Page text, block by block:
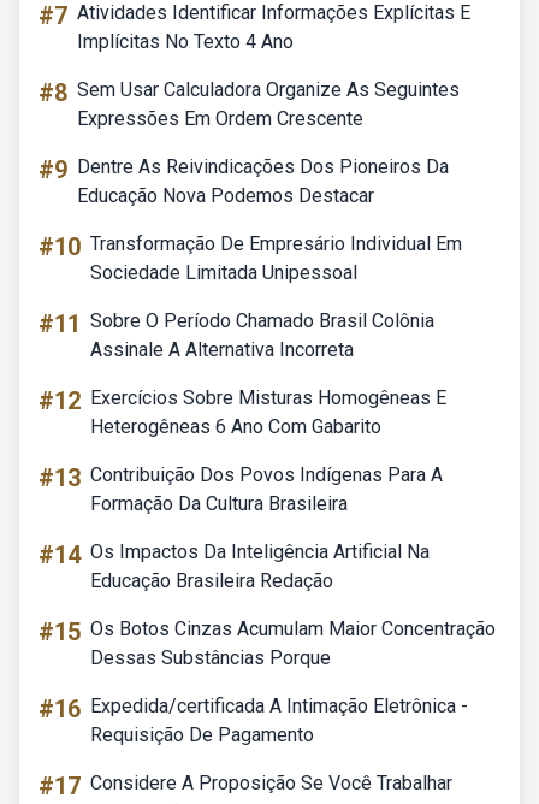
#7 Atividades Identificar Informações Explícitas E
Implícitas No Texto 4 Ano
#8 Sem Usar Calculadora Organize As Seguintes
Expressões Em Ordem Crescente
#9 Dentre As Reivindicações Dos Pioneiros Da
Educação Nova Podemos Destacar
#10 Transformação De Empresário Individual Em
Sociedade Limitada Unipessoal
#11 Sobre O Período Chamado Brasil Colônia
Assinale A Alternativa Incorreta
#12 Exercícios Sobre Misturas Homogêneas E
Heterogêneas 6 Ano Com Gabarito
#13 Contribuição Dos Povos Indígenas Para A
Formação Da Cultura Brasileira
#14 Os Impactos Da Inteligência Artificial Na
Educação Brasileira Redação
#15 Os Botos Cinzas Acumulam Maior Concentração
Dessas Substâncias Porque
#16 Expedida/certificada A Intimação Eletrônica -
Requisição De Pagamento
#17 Considere A Proposição Se Você Trabalhar